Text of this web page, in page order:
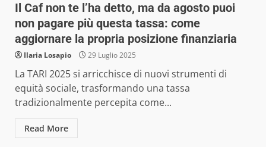
Il Caf non te l’ha detto, ma da agosto puoi
non pagare più questa tassa: come
aggiornare la propria posizione finanziaria
Ilaria Losapio 29 Luglio 2025
La TARI 2025 si arricchisce di nuovi strumenti di
equità sociale, trasformando una tassa
tradizionalmente percepita come...
Read More